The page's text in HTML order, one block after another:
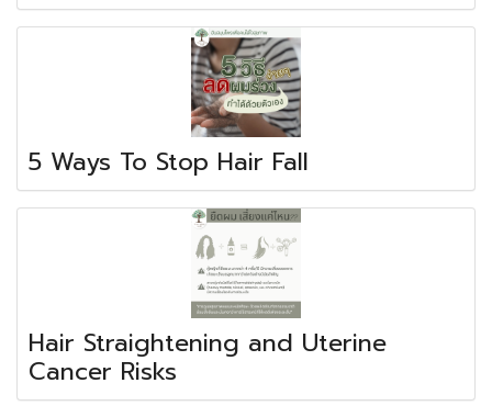
5 Ways To Stop Hair Fall
Hair Straightening and Uterine
Cancer Risks